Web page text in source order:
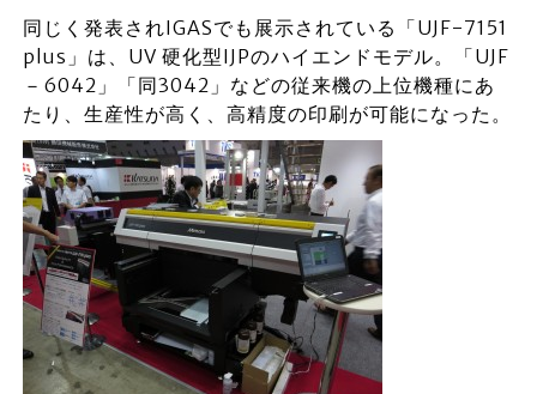
同じく発表されIGASでも展示されている「UJF-7151
plus」は、UV 硬化型IJPのハイエンドモデル。「UJF
－6042」「同3042」などの従来機の上位機種にあ
たり、生産性が高く、高精度の印刷が可能になった。